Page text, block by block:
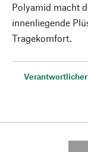
Polyamid macht
innenliegende
Tragekomfort.